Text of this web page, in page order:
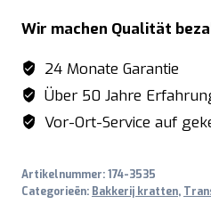
BK
250
aantal
Wir machen Qualität
24 Monate Garantie
Über 50 Jahre
Vor-Ort-Service auf
Artikelnummer:174-3535
Categorieën: Bakkerij kratten,